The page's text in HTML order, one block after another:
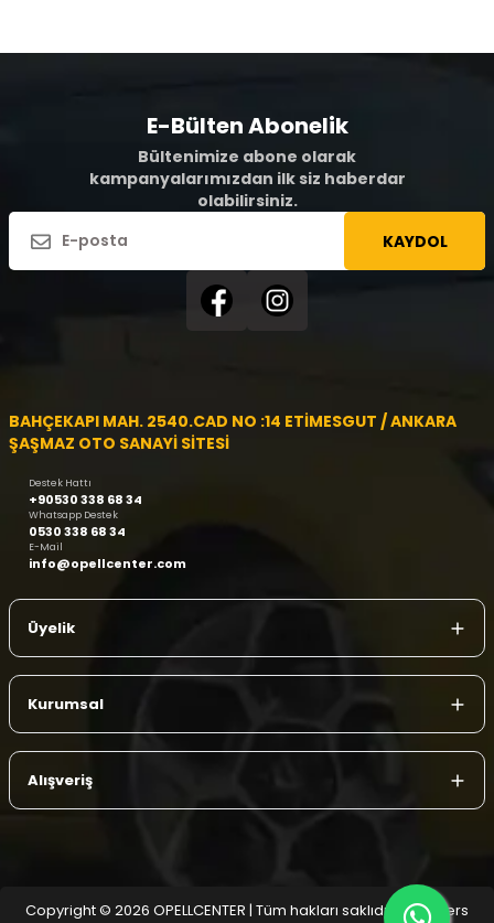
E-Bülten Abonelik
Bültenimize abone olarak
kampanyalarımızdan ilk siz haberdar
olabilirsiniz.
KAYDOL
BAHÇEKAPI MAH. 2540.CAD NO :14 ETİMESGUT / ANKARA
ŞAŞMAZ OTO SANAYİ SİTESİ
Destek Hattı
+90530 338 68 34
Whatsapp Destek
0530 338 68 34
E-Mail
info@opellcenter.com
Üyelik
Kurumsal
Alışveriş
Copyright © 2026 OPELLCENTER | Tüm hakları saklıdır.
| Reliefers